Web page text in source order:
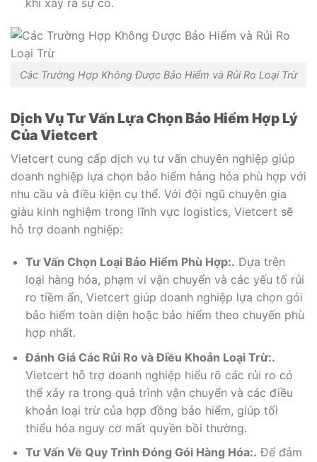
khi xảy ra sự cố.
Các Trường Hợp Không Được Bảo Hiểm và Rủi Ro Loại Trừ
Dịch Vụ Tư Vấn Lựa Chọn Bảo Hiểm Hợp Lý
Của Vietcert
Vietcert cung cấp dịch vụ tư vấn chuyên nghiệp giúp
doanh nghiệp lựa chọn bảo hiểm hàng hóa phù hợp với
nhu cầu và điều kiện cụ thể. Với đội ngũ chuyên gia
giàu kinh nghiệm trong lĩnh vực logistics, Vietcert sẽ
hỗ trợ doanh nghiệp:
Tư Vấn Chọn Loại Bảo Hiểm Phù Hợp:. Dựa trên
loại hàng hóa, phạm vi vận chuyển và các yếu tố rủi
ro tiềm ẩn, Vietcert giúp doanh nghiệp lựa chọn gói
bảo hiểm toàn diện hoặc bảo hiểm theo chuyến phù
hợp nhất.
Đánh Giá Các Rủi Ro và Điều Khoản Loại Trừ:.
Vietcert hỗ trợ doanh nghiệp hiểu rõ các rủi ro có
thể xảy ra trong quá trình vận chuyển và các điều
khoản loại trừ của hợp đồng bảo hiểm, giúp tối
thiểu hóa nguy cơ mất quyền bồi thường.
Tư Vấn Về Quy Trình Đóng Gói Hàng Hóa:. Để đảm